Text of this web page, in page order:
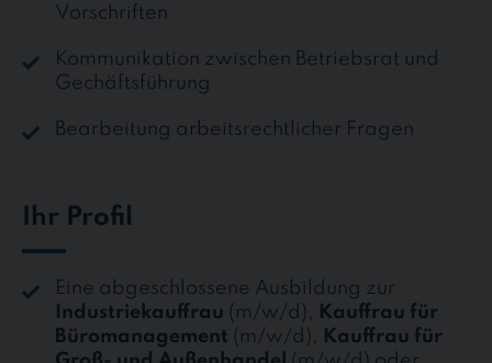
Vorschriften
Kommunikation zwischen Betriebsrat und
Gechäftsführung
Bearbeitung arbeitsrechtlicher Fragen
Ihr Profil
Eine abgeschlossene Ausbildung zur
Industriekauffrau (m/w/d),
Kauffrau für
Büromanagement (m/w/d),
Kauffrau für